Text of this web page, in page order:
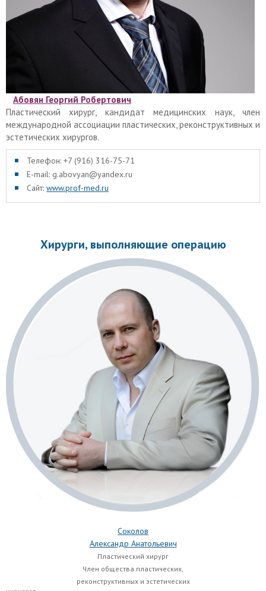
Абовян Георгий Робертович
Пластический хирург, кандидат медицинских наук, член
международной ассоциации пластических, реконструктивных и
эстетических хирургов.
Телефон: +7 (916) 316-75-71
E-mail: g.abovyan@yandex.ru
Сайт: www.prof-med.ru
Хирурги, выполняющие операцию
Соколов
Александр Анатольевич
Пластический хирург
Член общества пластических,
реконструктивных и эстетических